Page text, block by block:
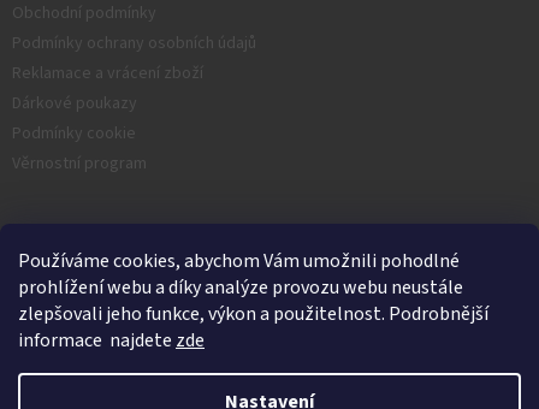
Používáme cookies, abychom Vám umožnili pohodlné
prohlížení webu a díky analýze provozu webu neustále
zlepšovali jeho funkce, výkon a použitelnost. Podrobnější
informace najdete zde
Nastavení
Obchodní podmínky
Podmínky ochrany osobních údajů
Reklamace a vrácení zboží
Dárkové poukazy
Podmínky cookie
Věrnostní program
Facebook